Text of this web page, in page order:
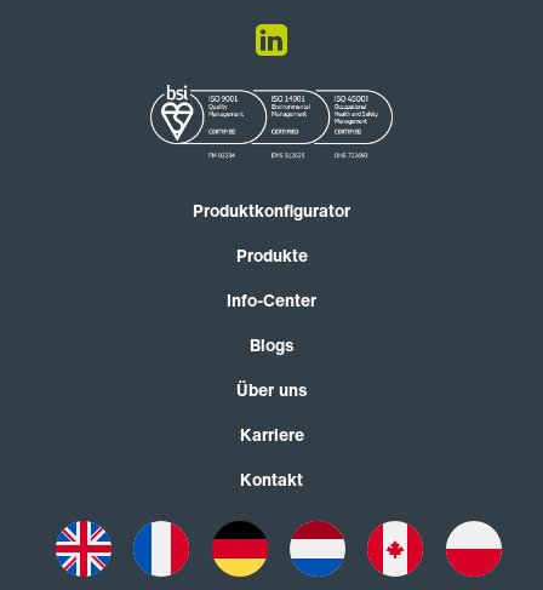
Produktkonfigurator
Produkte
Info-Center
Blogs
Über uns
Karriere
Kontakt